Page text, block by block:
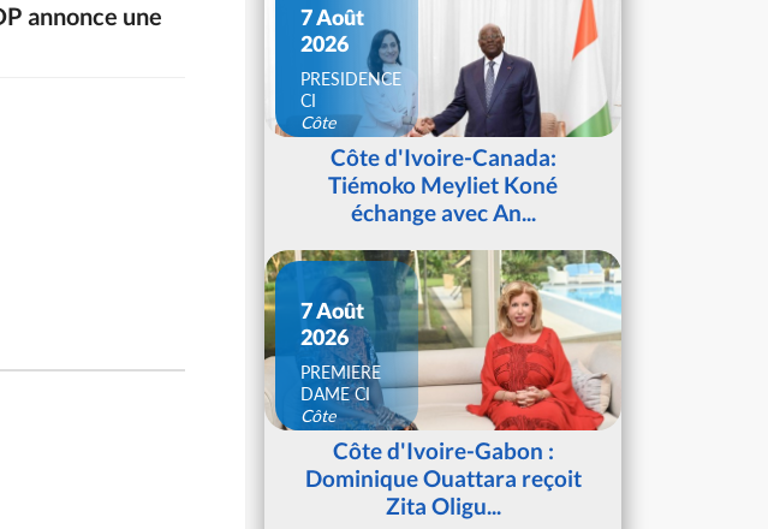
annonce une
7 Août
2026
PRESIDENCE
CI
Côte
d'IvoireCôte d'Ivoire-Canada:
Tiémoko Meyliet Koné
échange avec An...
7 Août
2026
PREMIERE
DAME CI
Côte
d'IvoireCôte d'Ivoire-Gabon :
Dominique Ouattara reçoit
Zita Oligu...